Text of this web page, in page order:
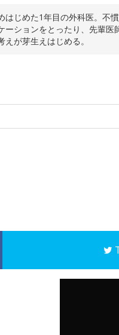
じめた1年目の外科医。不
ションをとったり、先輩医
が芽生えはじめる。